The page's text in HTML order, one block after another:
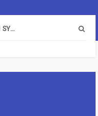
KONTAKT EN SYSTEMADMINISTRATOR